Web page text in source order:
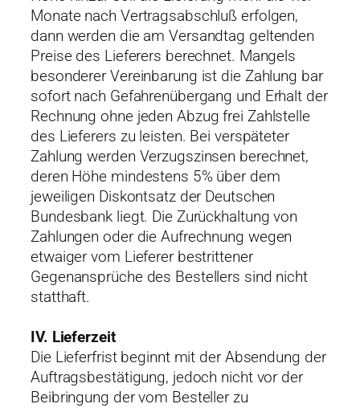
Monate nach Vertragsabschluß erfolgen,
dann werden die am Versandtag geltenden
Preise des Lieferers berechnet. Mangels
besonderer Vereinbarung ist die Zahlung bar
sofort nach Gefahrenübergang und Erhalt der
Rechnung ohne jeden Abzug frei Zahlstelle
des Lieferers zu leisten. Bei verspäteter
Zahlung werden Verzugszinsen berechnet,
deren Höhe mindestens 5% über dem
jeweiligen Diskontsatz der Deutschen
Bundesbank liegt. Die Zurückhaltung von
Zahlungen oder die Aufrechnung wegen
etwaiger vom Lieferer bestrittener
Gegenansprüche des Bestellers sind nicht
statthaft.
IV. Lieferzeit
Die Lieferfrist beginnt mit der Absendung der
Auftragsbestätigung, jedoch nicht vor der
Beibringung der vom Besteller zu